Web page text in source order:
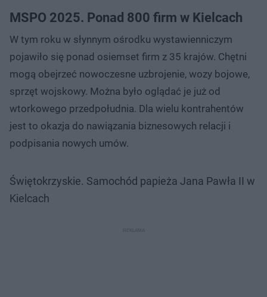
MSPO 2025. Ponad 800 firm w Kielcach
W tym roku w słynnym ośrodku wystawienniczym
pojawiło się ponad osiemset firm z 35 krajów. Chętni
mogą obejrzeć nowoczesne uzbrojenie, wozy bojowe,
sprzęt wojskowy. Można było oglądać je już od
wtorkowego przedpołudnia. Dla wielu kontrahentów
jest to okazja do nawiązania biznesowych relacji i
podpisania nowych umów.
Świętokrzyskie. Samochód papieża Jana Pawła II w
Kielcach